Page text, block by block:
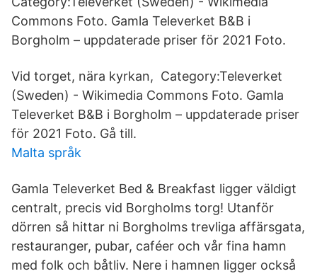
Commons Foto. Gamla Televerket B&B i
Borgholm – uppdaterade priser för 2021 Foto.
Vid torget, nära kyrkan, Category:Televerket
(Sweden) - Wikimedia Commons Foto. Gamla
Televerket B&B i Borgholm – uppdaterade priser
för 2021 Foto. Gå till.
Malta språk
Gamla Televerket Bed & Breakfast ligger väldigt
centralt, precis vid Borgholms torg! Utanför
dörren så hittar ni Borgholms trevliga affärsgata,
restauranger, pubar, caféer och vår fina hamn
med folk och båtliv. Nere i hamnen ligger också